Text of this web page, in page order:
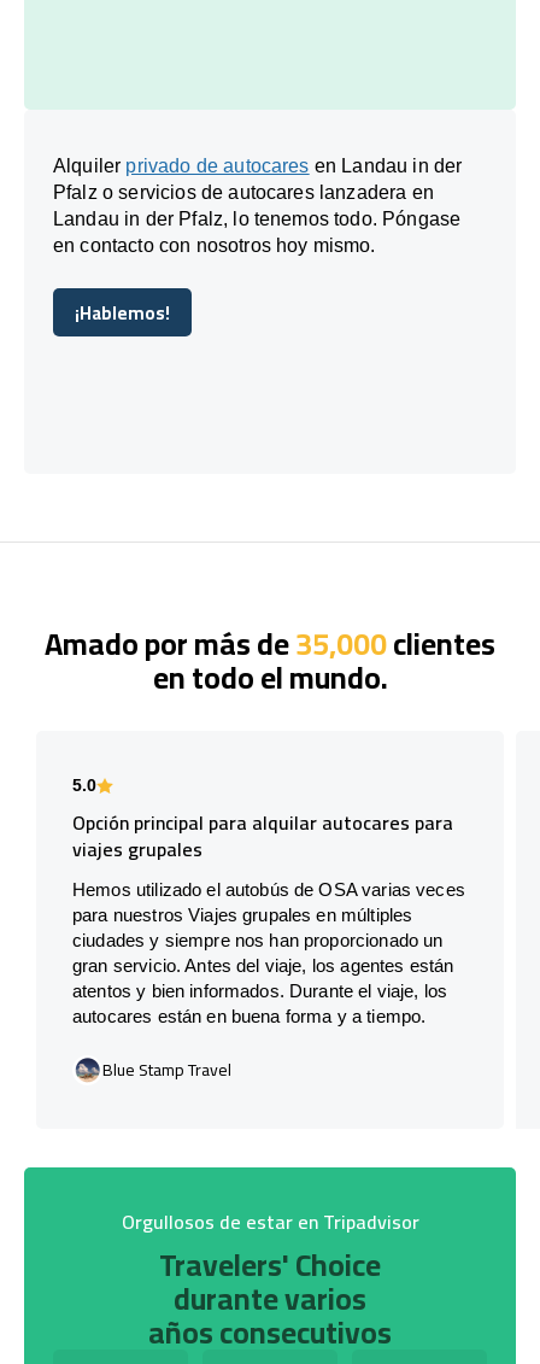
Alquiler privado de autocares en Landau in der
Pfalz o servicios de autocares lanzadera en
Landau in der Pfalz, lo tenemos todo. Póngase
en contacto con nosotros hoy mismo.
¡Hablemos!
¡Hablemos!
Amado por más de35,000clientes
en todo el mundo.
5.0
Opción principal para alquilar autocares para
viajes grupales
Hemos utilizado el autobús de OSA varias veces
para nuestros Viajes grupales en múltiples
ciudades y siempre nos han proporcionado un
gran servicio. Antes del viaje, los agentes están
atentos y bien informados. Durante el viaje, los
autocares están en buena forma y a tiempo.
Blue Stamp Travel
Orgullosos de estar en Tripadvisor
Travelers' Choice
durante varios
años consecutivos